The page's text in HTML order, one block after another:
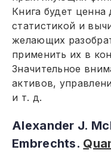
Книга будет
статистикой и
желающих
применить их в
Значительное
активов,
и т. д.
Alexander J.
Embrechts.